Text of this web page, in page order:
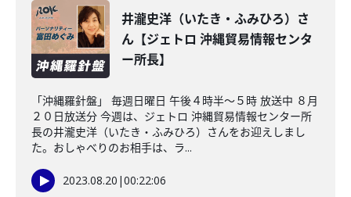
井瀧史洋（いたき・ふみひろ）さ
ん【ジェトロ 沖縄貿易情報センタ
ー所長】
「沖縄羅針盤」 毎週日曜日 午後４時半～５時 放送中 ８月
２０日放送分 今週は、ジェトロ 沖縄貿易情報センター所
長の井瀧史洋（いたき・ふみひろ）さんをお迎えしまし
た。おしゃべりのお相手は、ラ...
2023.08.20 |00:22:06